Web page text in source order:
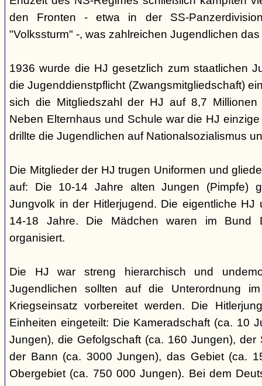
den Fronten - etwa in der SS-
"Volkssturm" -, was zahlreichen Jugendlichen
1936 wurde die HJ gesetzlich zum staatlichen
die Jugenddienstpflicht (Zwangsmitgliedschaft)
sich die Mitgliedszahl der HJ auf 8,7 Millionen
Neben Elternhaus und Schule war die HJ
drillte die Jugendlichen auf Nationalsozialismus
Die Mitglieder der HJ trugen Uniformen und
auf: Die 10-14 Jahre alten Jungen (Pimpfe)
Jungvolk in der Hitlerjugend. Die eigentliche HJ
14-18 Jahre. Die Mädchen waren im Bund
organisiert.
Die HJ war streng hierarchisch und
Jugendlichen sollten auf die Unterordnung
Kriegseinsatz vorbereitet werden. Die
Einheiten eingeteilt: Die Kameradschaft (ca. 10
Jungen), die Gefolgschaft (ca. 160 Jungen), der
der Bann (ca. 3000 Jungen), das Gebiet (ca.
Obergebiet (ca. 750 000 Jungen). Bei dem